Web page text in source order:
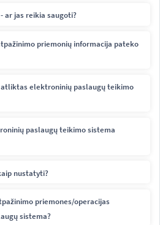
ar jas reikia saugoti?
priemonių informacija pateko
elektroninių paslaugų teikimo
paslaugų teikimo sistema
nustatyti?
priemones/operacijas
sistema?